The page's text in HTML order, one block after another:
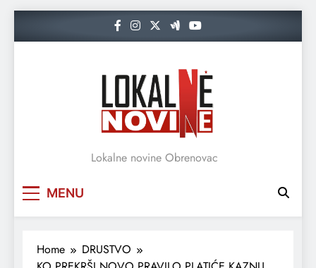
Lokalne novine Obrenovac
MENU
Home
DRUSTVO